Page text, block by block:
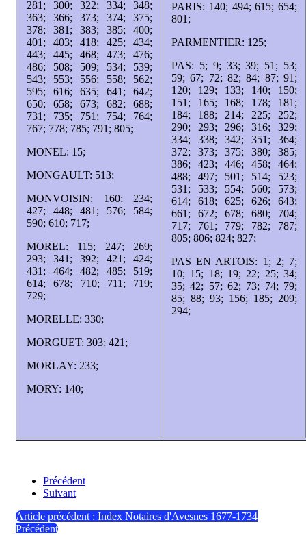
281; 300; 322; 334; 348;
363; 366; 373; 374; 375;
378; 381; 383; 385; 400;
401; 403; 418; 425; 434;
443; 445; 468; 473; 476;
486; 508; 509; 534; 539;
543; 553; 556; 558; 562;
595; 616; 635; 641; 642;
650; 658; 673; 682; 688;
731; 735; 751; 754; 764;
767; 778; 785; 791; 805;
MONEL: 15;
MONGAULT: 513;
MONVOISIN: 160; 234;
427; 448; 481; 576; 584;
590; 610; 717;
MOREL: 115; 247; 269;
293; 341; 392; 421; 424;
431; 464; 482; 485; 519;
614; 678; 710; 711; 719;
729;
MORELLE: 330;
MORGUET: 303; 421;
MORLAY: 233;
MORY: 140;
PARIS: 140; 494; 615; 654;
801;
PARMENTIER: 125;
PAS: 5; 9; 33; 39; 51; 53;
59; 67; 72; 82; 84; 87; 91;
120; 129; 133; 140; 150;
151; 165; 168; 178; 181;
184; 188; 214; 225; 252;
290; 293; 296; 316; 329;
334; 338; 342; 351; 364;
372; 373; 375; 380; 385;
386; 423; 446; 458; 464;
488; 497; 501; 514; 523;
531; 533; 554; 560; 573;
614; 618; 625; 626; 643;
661; 672; 678; 680; 704;
717; 761; 779; 782; 787;
805; 806; 824; 827;
PAS EN ARTOIS: 1; 2; 7;
10; 15; 18; 19; 22; 25; 34;
35; 42; 57; 62; 73; 74; 79;
85; 88; 93; 156; 185; 209;
294;
Précédent
Suivant
Article précédent : Index Notaires d'Avesnes 1677-1734
Précédent